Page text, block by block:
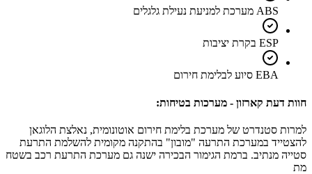
ABS מערכת למניעת נעילת גלגלים
ESP בקרת יציבות
EBA סיוע לבלימת חירום
חוות דעת קארזון - מערכות בטיחות:
למרות סטנדרט של מערכת בלימת חירום אוטונומית, נאלצת הלוגאן
להצטייד במערכת התרעה "מובון" בהתקנה מקומית להשלמת התרעת
סטייה מנתיב. ברמת הגימור הבכירה ישנה גם מערכת התרעת רכב בשטח
מת